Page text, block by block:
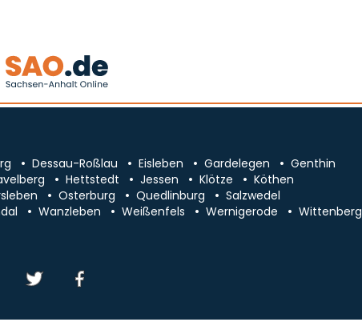
Dessau-Roßlau Eisleben Gardelegen
Genthin
Hettstedt Jessen Klötze
Köthen
Osterburg Quedlinburg
Salzwedel
Wanzleben Weißenfels Wernigerode
Wittenberg